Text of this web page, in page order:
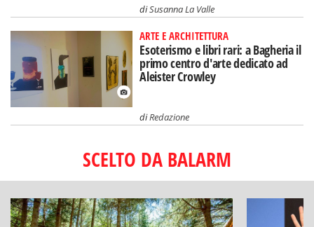
diSusanna La Valle
ARTE E ARCHITETTURA
Esoterismo e libri rari: a Bagheria il
primo centro d'arte dedicato ad
Aleister Crowley
diRedazione
SCELTO DA BALARM